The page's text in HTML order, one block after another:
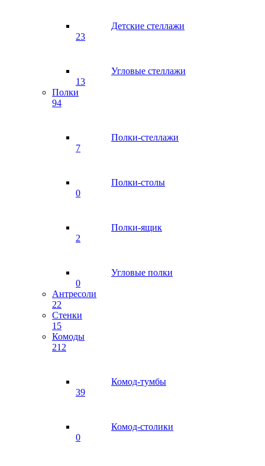
Детские стеллажи
23
Угловые стеллажи
13
Полки
94
Полки-стеллажи
7
Полки-столы
0
Полки-ящик
2
Угловые полки
0
Антресоли
22
Стенки
15
Комоды
212
Комод-тумбы
39
Комод-столики
0